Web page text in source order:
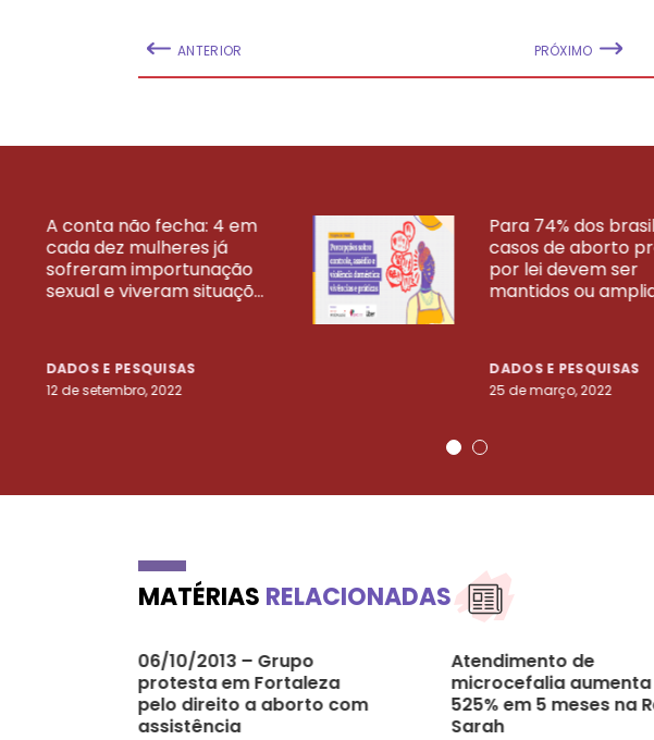
ANTERIOR PRÓXIMO
A conta não fecha: 4 em
cada dez mulheres já
sofreram importunação
sexual e viveram situaçõ...
DADOS E PESQUISAS
12 de setembro, 2022
Para 74% dos
casos de aborto
por lei devem ser
mantidos ou
DADOS E PESQUISAS
25 de março, 2022
VEJA MAIS PESQUISAS
MATÉRIAS RELACIONADAS
06/10/2013 – Grupo
protesta em Fortaleza
pelo direito a aborto com
assistência
Atendimento de
microcefalia aumenta
525% em 5 meses na
Sarah